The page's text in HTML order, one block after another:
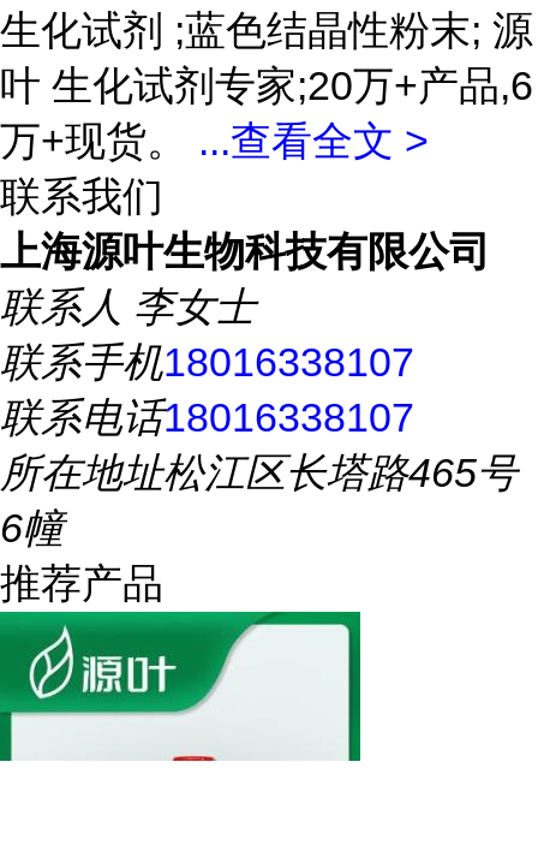
生化试剂 ;蓝色结晶性粉末; 源
叶 生化试剂专家;20万+产品,6
万+现货。 ...查看全文 >
联系我们
上海源叶生物科技有限公司
联系人 李女士
联系手机18016338107
联系电话18016338107
所在地址松江区长塔路465号
6幢
推荐产品